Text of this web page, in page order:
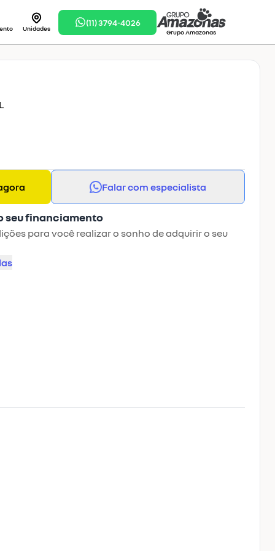
Unidades
(11) 3794-4026
Grupo Amazonas
Falar com especialista
seu financiamento
para você realizar o sonho de adquirir o seu